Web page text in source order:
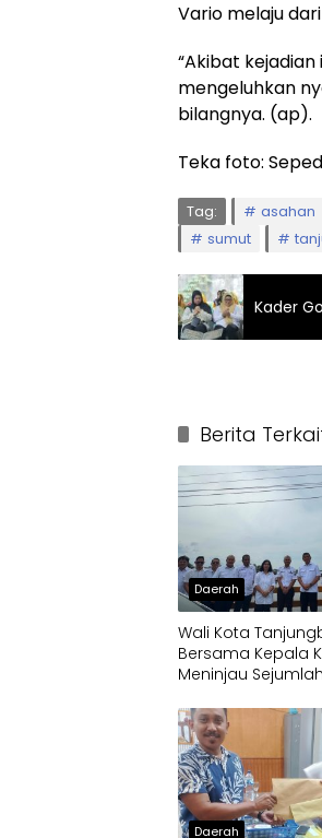
Vario melaju
“Akibat
mengeluhkan
bilangnya. (ap).
Teka foto:
Tag: asahan
sumut
Kader
Berita
Daerah
Wali Kota
Bersama Kepala
Meninjau
Daerah